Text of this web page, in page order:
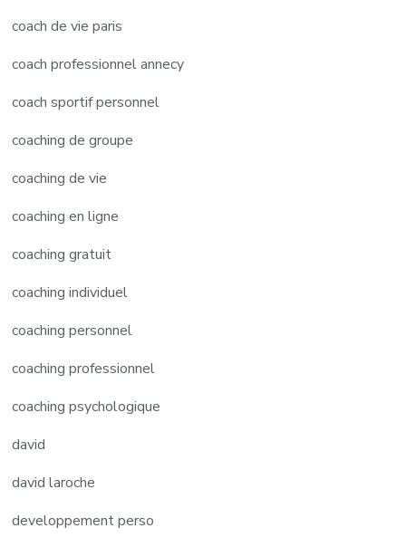
coach de vie paris
coach professionnel annecy
coach sportif personnel
coaching de groupe
coaching de vie
coaching en ligne
coaching gratuit
coaching individuel
coaching personnel
coaching professionnel
coaching psychologique
david
david laroche
developpement perso